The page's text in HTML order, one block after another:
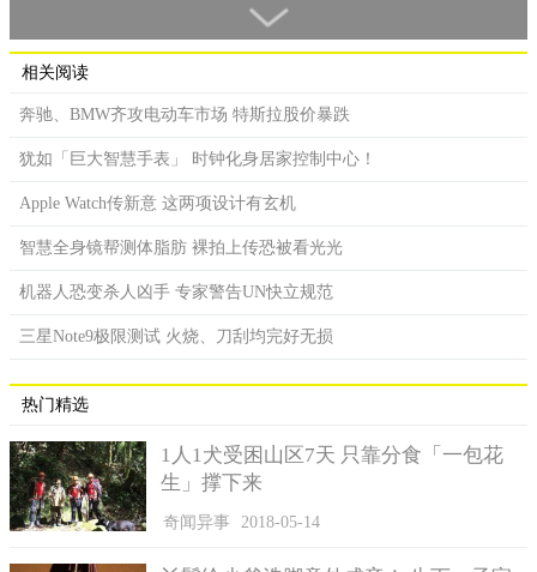
QRCODE，接著再到官网注册，上面有5种咖啡的选项，最后再绑
定你的信用卡来付款。」
透过网络点餐，有美式咖啡、拿铁、卡布奇诺等选择，结帐
钟不等。
民众：「满酷的会想试试看，去咖啡厅喝也差不多是这个价
买也比较方便。」
相关阅读
奔驰、BMW齐攻电动车市场 特斯拉股价暴跌
犹如「巨大智慧手表」 时钟化身居家控制中心！
Apple Watch传新意 这两项设计有玄机
智慧全身镜帮测体脂肪 裸拍上传恐被看光光
机器人恐变杀人凶手 专家警告UN快立规范
三星Note9极限测试 火烧、刀刮均完好无损
热门精选
1人1犬受困山区7天 只靠分食「一包花
生」撑下来
奇闻异事 2018-05-14